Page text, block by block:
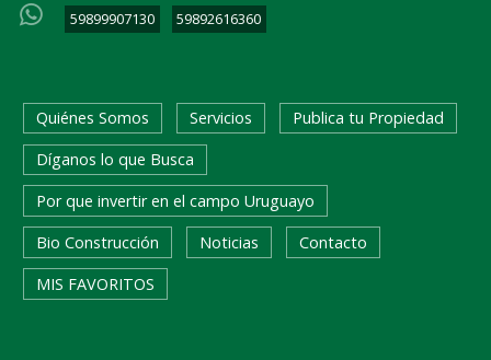
59899907130
59892616360
Quiénes Somos Servicios
Publica tu Propiedad
Díganos lo que Busca
Por que invertir en el campo Uruguayo
Bio Construcción
Noticias
Contacto
MIS FAVORITOS